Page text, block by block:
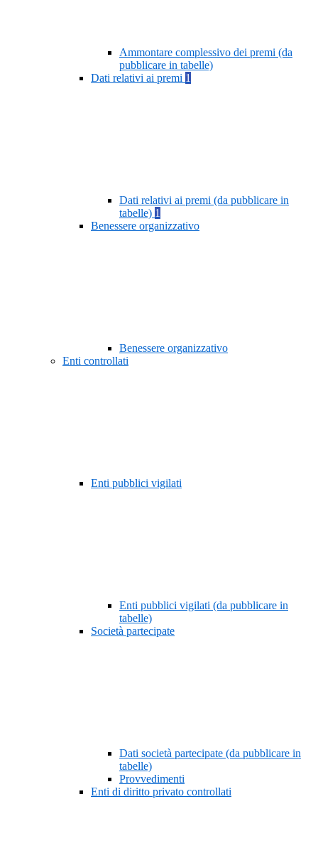
Ammontare complessivo dei premi (da
pubblicare in tabelle)
Dati relativi ai premi 1
Dati relativi ai premi (da pubblicare in
tabelle) 1
Benessere organizzativo
Benessere organizzativo
Enti controllati
Enti pubblici vigilati
Enti pubblici vigilati (da pubblicare in
tabelle)
Società partecipate
Dati società partecipate (da pubblicare in
tabelle)
Provvedimenti
Enti di diritto privato controllati